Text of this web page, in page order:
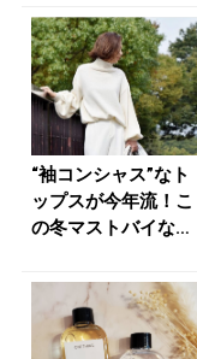
３選 ...
“袖コンシャス”なト
ップスが今年流！こ
の冬マストバイなア
- ...